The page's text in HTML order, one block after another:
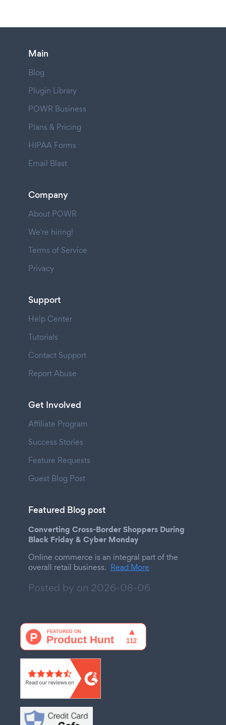
Main
Blog
Plugin Library
POWR Business
Plans & Pricing
HIPAA Forms
Email Blast
Company
About POWR
We're hiring!
Terms of Service
Privacy
Support
Help Center
Tutorials
Contact Support
Report Abuse
Get Involved
Affiliate Program
Success Stories
Feature Requests
Guest Blog Post
Featured Blog post
Converting Cross-Border Shoppers During
Black Friday & Cyber Monday
Online commerce is an integral part of the
overall retail business. Read More
Posted by on 2026-08-06